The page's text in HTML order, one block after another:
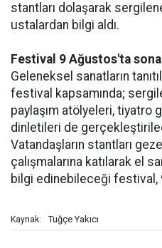
stantları dolaşarak
ustalardan bilgi aldı.
Festival 9 Ağustos'ta
Geleneksel sanatların
festival kapsamında;
paylaşım atölyeleri, tiyatro
dinletileri de
Vatandaşların stantları
çalışmalarına katılarak el
bilgi edinebileceği
Kaynak: Tuğçe Yakıcı